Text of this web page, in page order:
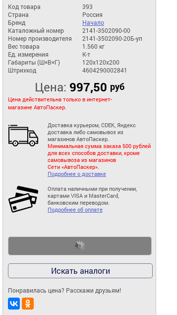
Код товара
393
Страна
Россия
Бренд
Начало
Каталожный номер
2141-3502090-00
Номер производителя
2141-3502090-20Б-уп
Вес товара
1.560 кг
Ед. измерения
К-т
Габариты (Ш×В×Г)
120x120x200
Штрихкод
4604290002841
Цена: 997,50 руб
Цена действительна только в интернет-
магазине АвтоПаскер.
Доставка курьером, CDEK, Яндекс
доставка либо самовывоз из
магазинов АвтоПаскер.
Минимальная сумма заказа 500 рублей
для всех способов доставки, кроме
самовывоза из магазинов
Сети «АвтоПаскер».
Подробнее о доставке
Оплата наличными при получении,
картами VISA и MasterCard,
банковским переводом.
Подробнее об оплате
Искать аналоги
Понравилась цена? Расскажи друзьям!